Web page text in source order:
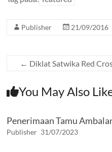
o
k
A
p
a
g
Publisher 21/09/2016
← Diklat Satwika Red
You May Also
Penerimaan Tamu
Publisher 31/07/2023